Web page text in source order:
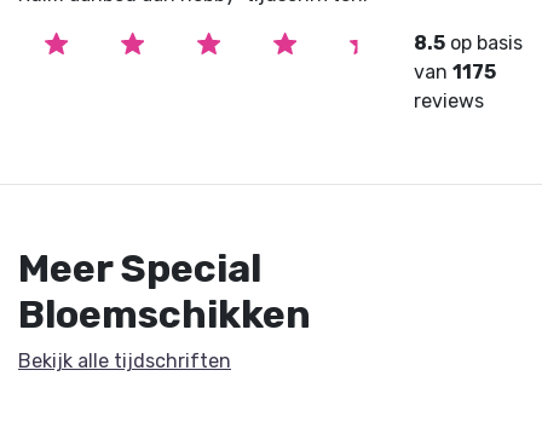
8.5 op basis
van1175
reviews
Meer Special
Bloemschikken
Bekijk alle tijdschriften